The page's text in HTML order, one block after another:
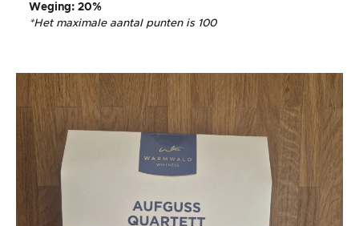
Weging: 20%
*Het maximale aantal punten is 100